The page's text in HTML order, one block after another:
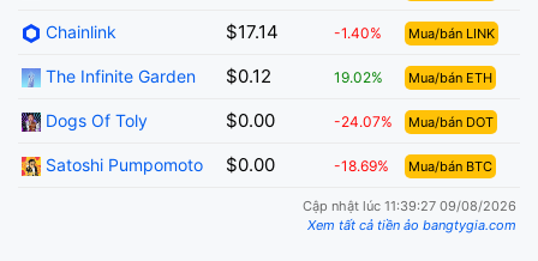
Chainlink $17.14 -1.40% Mua/bán LINK
The Infinite Garden $0.12 19.02% Mua/bán ETH
Dogs Of Toly $0.00 -24.07% Mua/bán DOT
Satoshi Pumpomoto $0.00 -18.69% Mua/bán BTC
Cập nhật lúc 11:39:27 09/08/2026
Xem tất cả tiền ảo bangtygia.com